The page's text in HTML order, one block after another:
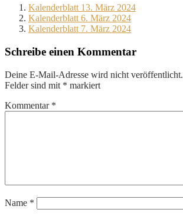
Kalenderblatt 13. März 2024
Kalenderblatt 6. März 2024
Kalenderblatt 7. März 2024
Schreibe einen Kommentar
Deine E-Mail-Adresse wird nicht veröffentlicht.
Felder sind mit * markiert
Kommentar *
Name *